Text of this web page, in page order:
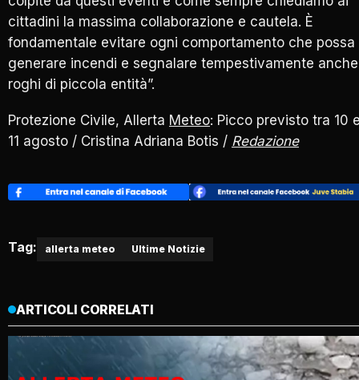
cittadini la massima collaborazione e cautela. È
fondamentale evitare ogni comportamento che possa
generare incendi e segnalare tempestivamente anche
roghi di piccola entità”.
Protezione Civile, Allerta Meteo: Picco previsto tra 10
11 agosto / Cristina Adriana Botis / Redazione
Tag: allerta meteo Ultime Notizie
ARTICOLI CORRELATI